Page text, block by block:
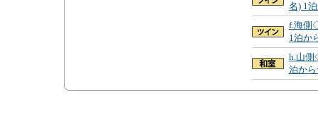
名) 1
f.海側
1泊か
h.山側
泊か